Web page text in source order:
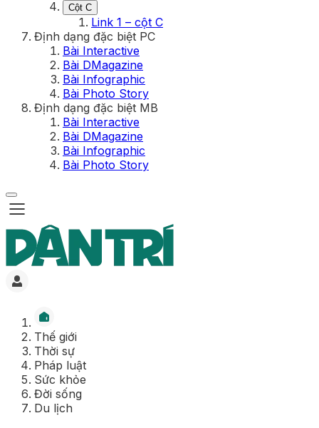
Cột C
Link 1 – cột C
Định dạng đặc biệt PC
Bài Interactive
Bài DMagazine
Bài Infographic
Bài Photo Story
Định dạng đặc biệt MB
Bài Interactive
Bài DMagazine
Bài Infographic
Bài Photo Story
Thế giới
Thời sự
Pháp luật
Sức khỏe
Đời sống
Du lịch